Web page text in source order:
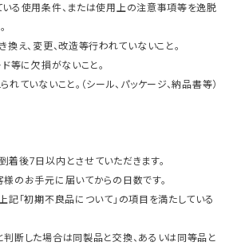
る使用条件、または使用上の注意事項等を逸脱
換え、変更、改造等行われていないこと。
等に欠損がないこと。
ていないこと。（シール、パッケージ、納品書等）
後7日以内とさせていただきます。
のお手元に届いてからの日数です。
記「初期不良品について」の項目を満たしている
断した場合は同製品と交換、あるいは同等品と